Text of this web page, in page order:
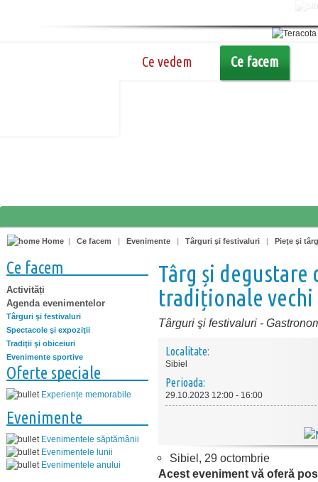
Ce vedem Ce facem
Home | Ce facem | Evenimente | Târguri şi festivaluri | Pieţe şi
Ce facem
Activități
Agenda evenimentelor
Târguri şi festivaluri
Spectacole şi expoziţii
Tradiţii şi obiceiuri
Evenimente sportive
Oferte speciale
Experiențe memorabile
Evenimente
Evenimentele săptămânii
Evenimentele lunii
Evenimentele anului
Târg și
tradiționale vechi
Târguri şi festivaluri -
Localitate:
Sibiel
Perioada:
29.10.2023 12:00 - 16:00
Sibiel, 29 octombrie
Acest eveniment vă oferă